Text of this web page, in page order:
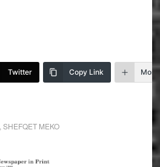
Twitter Copy Link More
SHEFQET MEKO